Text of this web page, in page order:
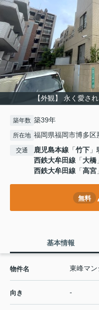
【外観】 永く愛さ
築年数 築39年
所在地 福岡県福岡市博多
交通 鹿児島本線 「竹下
西鉄大牟田線 「大橋
西鉄大牟田線 「高宮
無料
基本情報
物件名 東峰マ
向き -